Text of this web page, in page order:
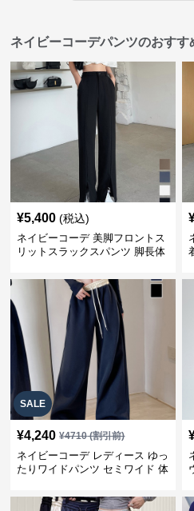
ネイビーコーデパンツのおすす
¥5,400 (税込)
ネイビーコーデ 美脚フロントス
リットスラックスパンツ 脚長体
SALE
¥4,240 ¥4710(割引前)
ネイビーコーデ レディース ゆっ
たりワイドパンツ セミワイド 体